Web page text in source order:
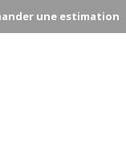
une estimation